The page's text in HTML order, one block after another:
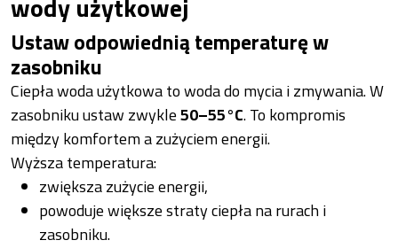
wody użytkowej
Ustaw odpowiednią temperaturę w
zasobniku
Ciepła woda użytkowa to woda do mycia i zmywania. W
zasobniku ustaw zwykle50–55°C. To kompromis
między komfortem a zużyciem energii.
Wyższa temperatura:
zwiększa zużycie energii,
powoduje większe straty ciepła na rurach i
zasobniku.